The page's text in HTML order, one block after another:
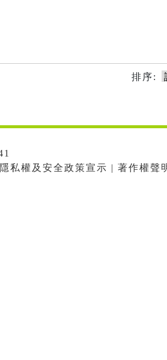
排序:
私權及安全政策宣示 | 著作權聲